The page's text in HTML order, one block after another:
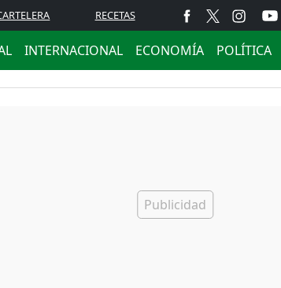
RECETAS
INTERNACIONAL ECONOMÍA POLÍTICA